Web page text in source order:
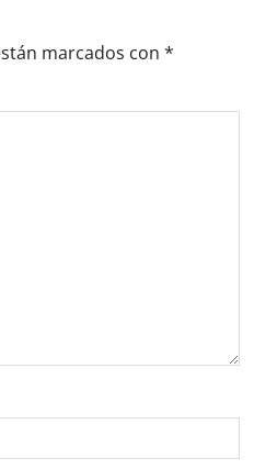
marcados con *